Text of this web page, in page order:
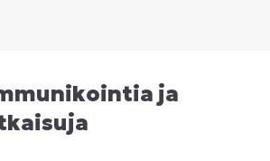
ja